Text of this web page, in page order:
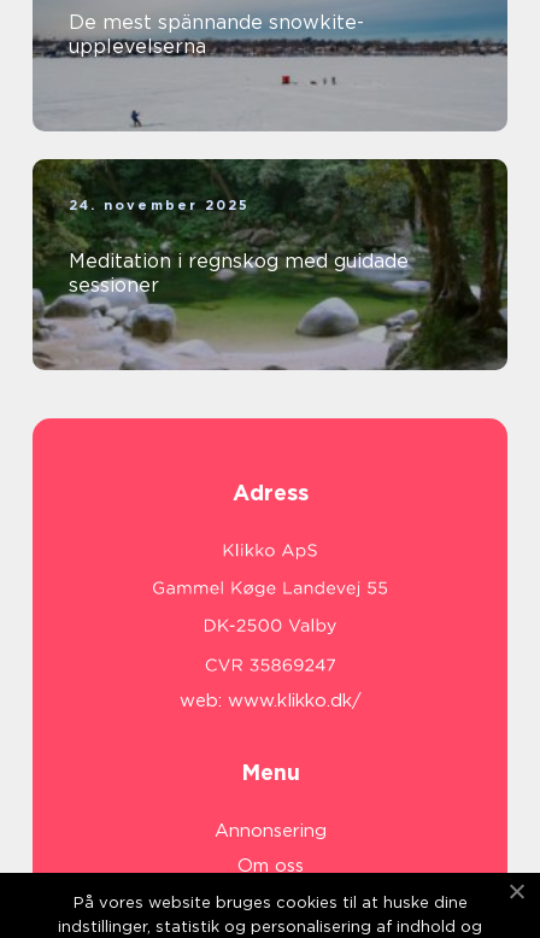
De mest spännande snowkite-
upplevelserna
24. november 2025
Meditation i regnskog med guidade
sessioner
Adress
web: www.klikko.dk/
Menu
Annonsering
Om oss
Cookies
På vores website bruges cookies til at huske dine
indstillinger, statistik og personalisering af indhold og